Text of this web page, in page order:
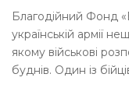
Благодійний Фонд
українській армії
якому військові
буднів. Один із